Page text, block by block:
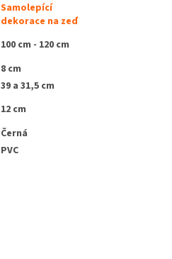
Samolepící
dekorace na zeď
100 cm - 120 cm
8 cm
39 a 31,5 cm
12 cm
Černá
PVC